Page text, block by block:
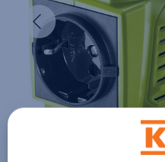
Edellinen